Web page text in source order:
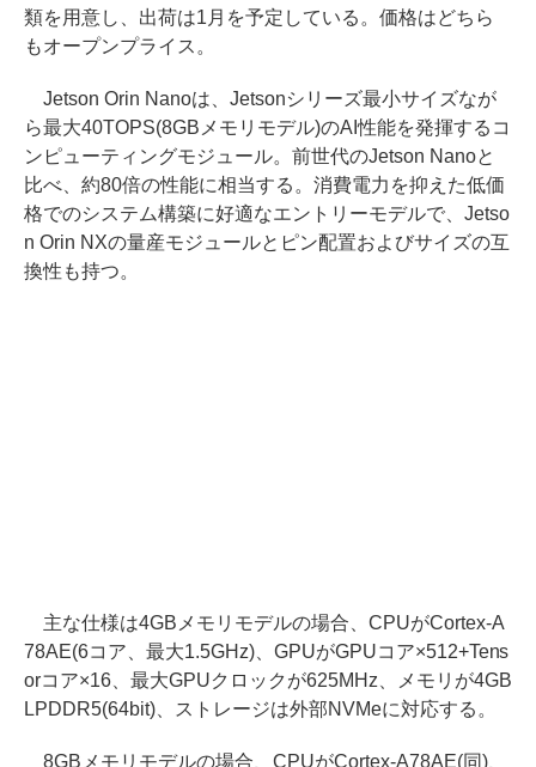
類を用意し、出荷は1月を予定している。価格はどちら
もオープンプライス。
Jetson Orin Nanoは、Jetsonシリーズ最小サイズなが
ら最大40TOPS(8GBメモリモデル)のAI性能を発揮するコ
ンピューティングモジュール。前世代のJetson Nanoと
比べ、約80倍の性能に相当する。消費電力を抑えた低価
格でのシステム構築に好適なエントリーモデルで、Jetso
n Orin NXの量産モジュールとピン配置およびサイズの互
換性も持つ。
主な仕様は4GBメモリモデルの場合、CPUがCortex-A
78AE(6コア、最大1.5GHz)、GPUがGPUコア×512+Tens
orコア×16、最大GPUクロックが625MHz、メモリが4GB
LPDDR5(64bit)、ストレージは外部NVMeに対応する。
8GBメモリモデルの場合、CPUがCortex-A78AE(同)、